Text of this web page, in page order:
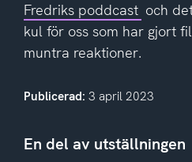
Fredriks poddcast och
kul för oss som har gjort
muntra reaktioner.
Publicerad: 3 april 2023
En del av utställningen